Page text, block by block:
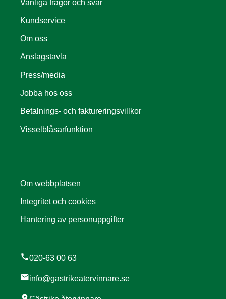
Vanliga frågor och svar
Kundservice
Om oss
Anslagstavla
Press/media
Jobba hos oss
Betalnings- och faktureringsvillkor
Visselblåsarfunktion
Om webbplatsen
Integritet och cookies
Hantering av personuppgifter
call020-63 00 63
mailinfo@gastrikeatervinnare.se